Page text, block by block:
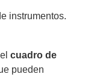
instrumentos.
cuadro de
pueden